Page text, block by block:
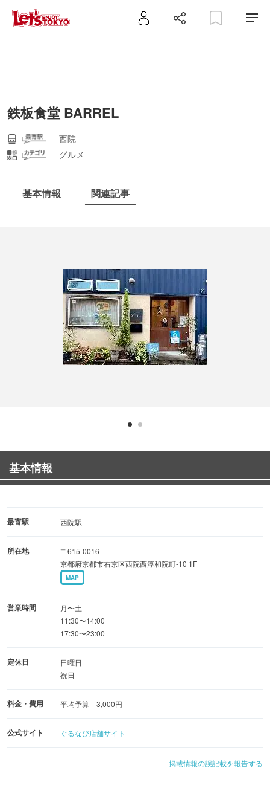
鉄板食堂 BARREL
西院
グルメ
基本情報 関連記事
基本情報
最寄駅 西院駅
所在地
〒615-0016
京都府京都市右京区西院西淳和院町-10 1F
MAP
営業時間
月〜土
11:30〜14:00
17:30〜23:00
定休日
日曜日
祝日
料金・費用 平均予算 3,000円
公式サイト ぐるなび店舗サイト
掲載情報の誤記載を報告する